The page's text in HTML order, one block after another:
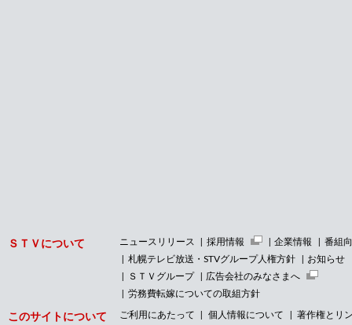
ＳＴＶについて ニュースリリース 採用情報 企業情報
番組
札幌テレビ放送・STVグループ人権方針
お知らせ
ＳＴＶグループ
広告会社のみなさまへ
労務費転嫁についての取組方針
このサイトについて ご利用にあたって 個人情報について 著作権とリ